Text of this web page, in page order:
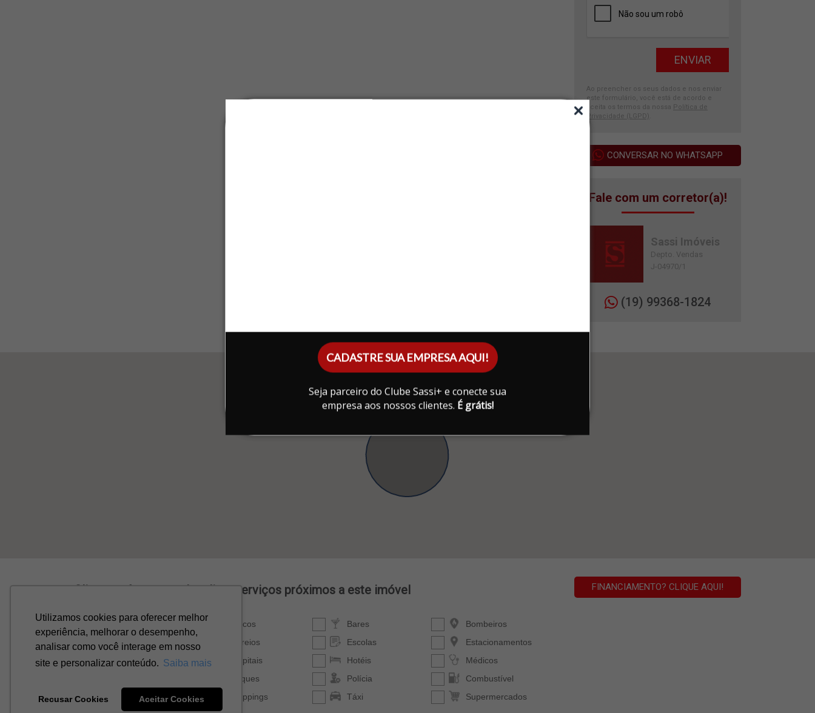
CADASTRE SUA EMPRESA AQUI!
Seja parceiro do Clube Sassi+ e conecte sua
empresa aos nossos clientes. É grátis!
Ao preencher os seus dados e nos enviar
este formulário, você está de acordo e
aceita os termos da nossa
Política de
Privacidade (LGPD)
CONVERSAR NO WHATSAPP
Fale com um corretor(a)!
Sassi Imóveis
Depto. Vendas
J-04970/1
(19) 99368-1824